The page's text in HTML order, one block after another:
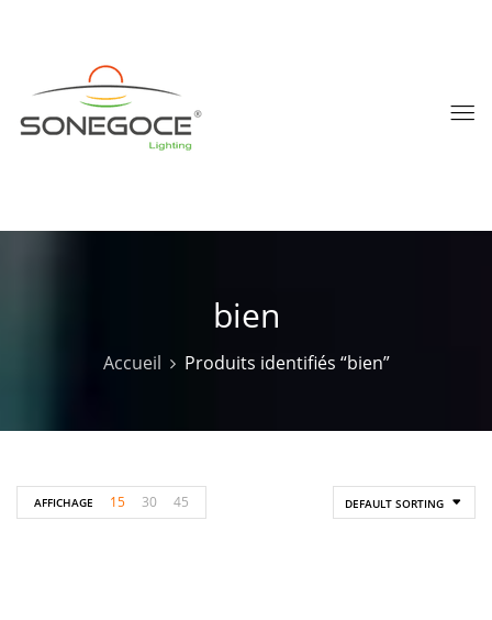
bien
Accueil Produits identifiés “bien”
DEFAULT SORTING
AFFICHAGE 15 30 45